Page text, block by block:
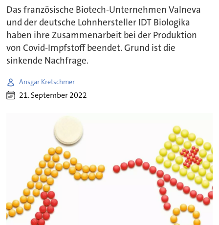
Das französische Biotech-Unternehmen Valneva
und der deutsche Lohnhersteller IDT Biologika
haben ihre Zusammenarbeit bei der Produktion
von Covid-Impfstoff beendet. Grund ist die
sinkende Nachfrage.
Ansgar Kretschmer
21. September 2022